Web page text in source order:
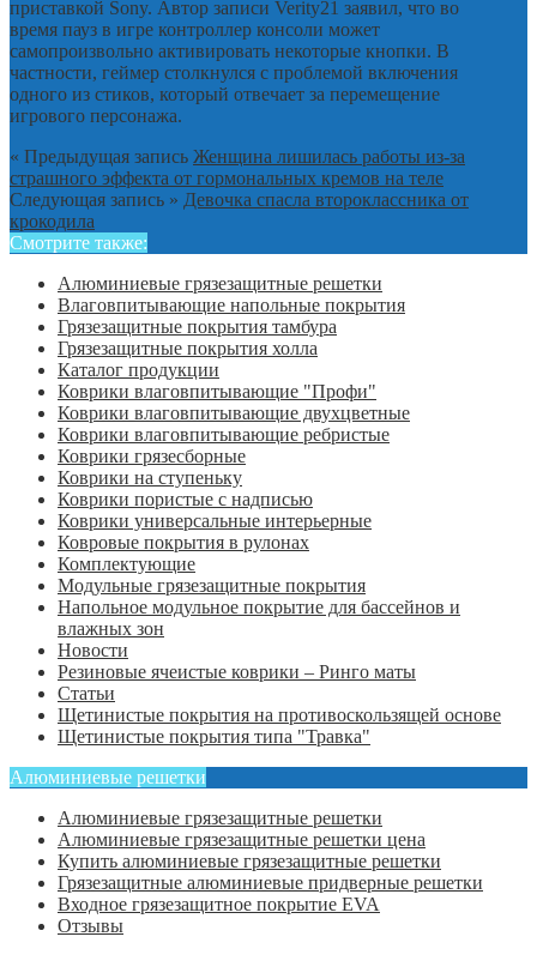
приставкой Sony. Автор записи Verity21 заявил, что во
время пауз в игре контроллер консоли может
самопроизвольно активировать некоторые кнопки. В
частности, геймер столкнулся с проблемой включения
одного из стиков, который отвечает за перемещение
игрового персонажа.
« Предыдущая запись Женщина лишилась работы из-за
страшного эффекта от гормональных кремов на теле
Следующая запись » Девочка спасла второклассника от
крокодила
Смотрите также:
Алюминиевые грязезащитные решетки
Влаговпитывающие напольные покрытия
Грязезащитные покрытия тамбура
Грязезащитные покрытия холла
Каталог продукции
Коврики влаговпитывающие "Профи"
Коврики влаговпитывающие двухцветные
Коврики влаговпитывающие ребристые
Коврики грязесборные
Коврики на ступеньку
Коврики пористые с надписью
Коврики универсальные интерьерные
Ковровые покрытия в рулонах
Комплектующие
Модульные грязезащитные покрытия
Напольное модульное покрытие для бассейнов и
влажных зон
Новости
Резиновые ячеистые коврики – Ринго маты
Статьи
Щетинистые покрытия на противоскользящей основе
Щетинистые покрытия типа "Травка"
Алюминиевые решетки
Алюминиевые грязезащитные решетки
Алюминиевые грязезащитные решетки цена
Купить алюминиевые грязезащитные решетки
Грязезащитные алюминиевые придверные решетки
Входное грязезащитное покрытие EVA
Отзывы